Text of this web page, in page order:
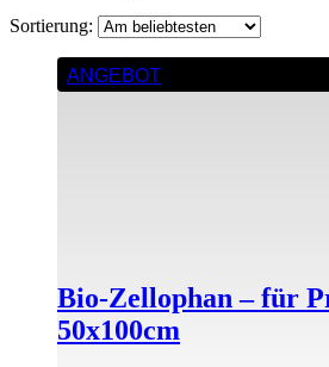
sortiert
ANGEBOT
Bio-Zellophan – für
50x100cm